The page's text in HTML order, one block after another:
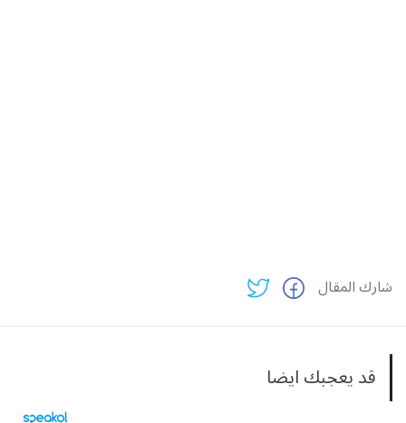
شارك المقال
قد يعجبك ايضا